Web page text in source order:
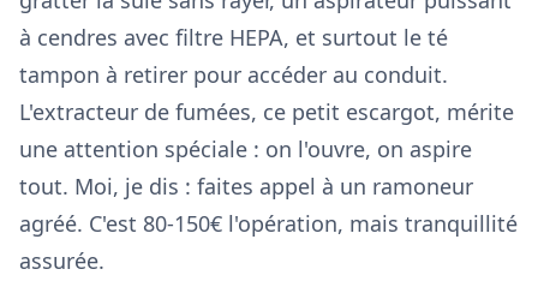
à cendres avec filtre HEPA, et surtout le té
tampon à retirer pour accéder au conduit.
L'extracteur de fumées, ce petit escargot, mérite
une attention spéciale : on l'ouvre, on aspire
tout. Moi, je dis : faites appel à un ramoneur
agréé. C'est 80-150€ l'opération, mais tranquillité
assurée.